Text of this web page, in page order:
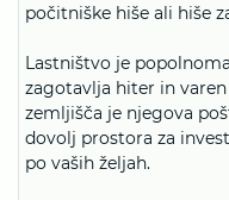
počitniške hiše ali hiše
Lastništvo je
zagotavlja hiter in
zemljišča je njegova
dovolj prostora za
po vaših željah.